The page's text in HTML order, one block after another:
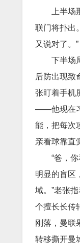
上半
联门将扑出
又说对了。”
下半场
后防出现致
张盯着手机
——他现在
能，把每次
亲看球靠直
“爸，
明显的盲区
域。”老张
个擅长长传
刚落，曼联
转移撕开曼